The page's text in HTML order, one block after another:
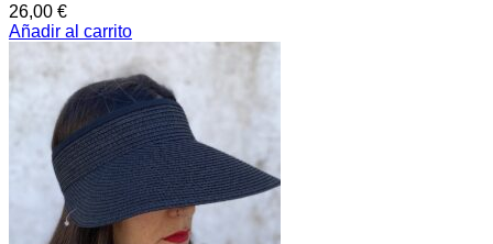
26,00 €
Añadir al carrito